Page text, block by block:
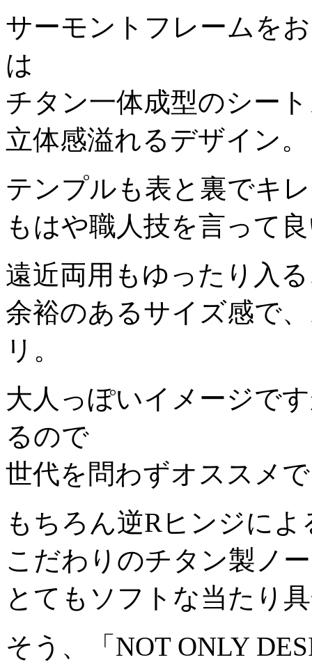
サーモントフレームを
は
チタン一体成型のシー
立体感溢れるデザイン。
テンプルも表と裏でキ
もはや職人技を言って
遠近両用もゆったり入
余裕のあるサイズ感で
リ。
大人っぽいイメージで
るので
世代を問わずオススメ
もちろん逆Rヒンジに
こだわりのチタン製ノ
とてもソフトな当たり
そう、「NOT ONLY